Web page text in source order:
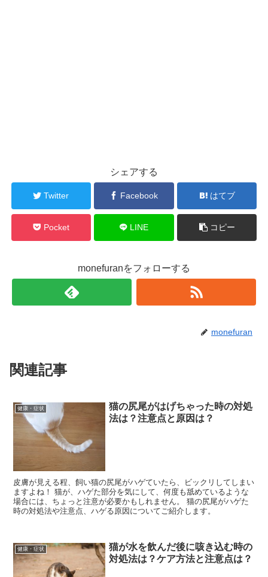
シェアする
Twitter Facebook はてブ
Pocket LINE コピー
monefuranをフォローする
monefuran
関連記事
健康・症状
猫の尻尾がはげちゃった時の対処
法は？注意点と原因は？
皮膚が見える程、飼い猫の尻尾がハゲていたら、ビックリしてしまい
ますよね！ 猫が、ハゲた部分を気にして、何度も舐めているような
場合には、ちょっと注意が必要かもしれません。 猫の尻尾がハゲた
時の対処法や注意点、ハゲる原因についてご紹介します。
健康・症状
猫が水を飲んだ後に咳き込む時の
対処法は？ケア方法と注意点は？